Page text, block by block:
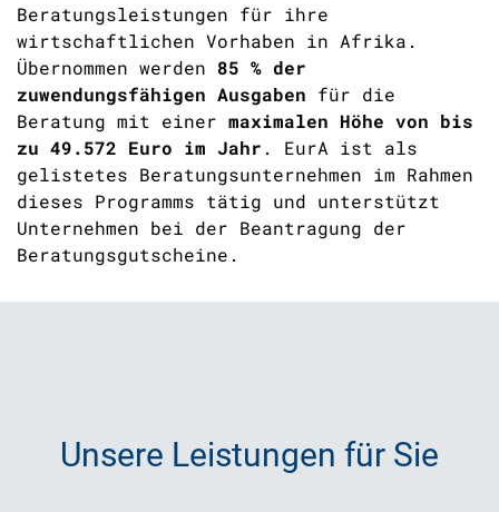
Beratungsleistungen für ihre
wirtschaftlichen Vorhaben in Afrika.
Übernommen werden 85 % der
zuwendungsfähigen Ausgaben für die
Beratung mit einer maximalen Höhe von bis
zu 49.572 Euro im Jahr . EurA ist als
gelistetes Beratungsunternehmen im Rahmen
dieses Programms tätig und unterstützt
Unternehmen bei der Beantragung der
Beratungsgutscheine.
Unsere Leistungen für Sie